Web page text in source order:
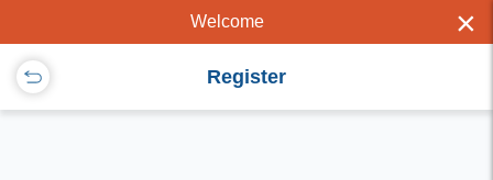
Welcome ×
Register